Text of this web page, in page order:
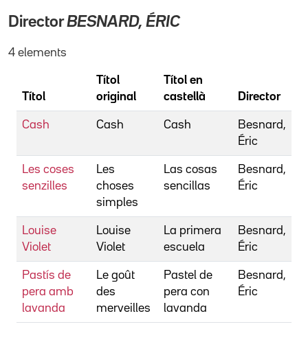
DirectorBESNARD, ÉRIC
4 elements
Títol
Títol
original
Títol en
castellà
Director
Cash Cash Cash
Besnard,
Éric
Les coses
senzilles
Les
choses
simples
Las cosas
sencillas
Besnard,
Éric
Louise
Violet
Louise
Violet
La primera
escuela
Besnard,
Éric
Pastís de
pera amb
lavanda
Le goût
des
merveilles
Pastel de
pera con
lavanda
Besnard,
Éric